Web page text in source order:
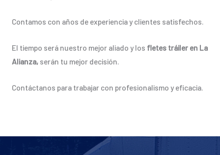
Contamos con años de experiencia y clientes satisfechos.
El tiempo será nuestro mejor aliado y los fletes tráiler en La
Alianza, serán tu mejor decisión.
Contáctanos para trabajar con profesionalismo y eficacia.